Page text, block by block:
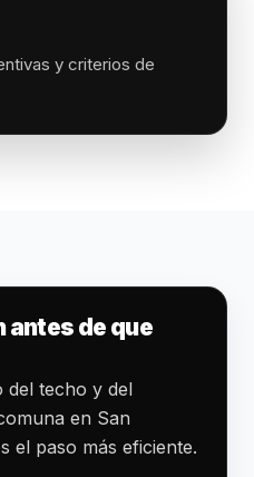
y criterios de
antes de que
del techo y del
en San
el paso más eficiente.